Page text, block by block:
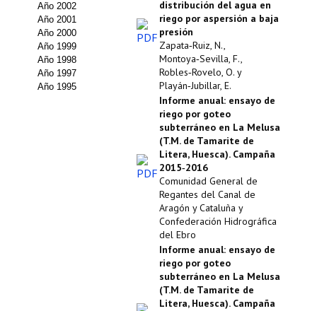
Presentación ITEA
Equipo Editorial
Leer revista ITEA
Propuesta Volumen Especial
Año 2002
Año 2001
Año 2000
Año 1999
Año 1998
Año 1997
Año 1995
distribución del agua en
riego por aspersión a baja
presión
Zapata‑Ruiz, N.,
Montoya‑Sevilla, F.,
Robles‑Rovelo, O. y
Playán‑Jubillar, E.
Informe anual: ensayo de
riego por goteo
subterráneo en La Melusa
(T.M. de Tamarite de
Litera, Huesca). Campaña
2015‑2016
Comunidad General de
Regantes del Canal de
Aragón y Cataluña y
Confederación Hidrográfica
del Ebro
Informe anual: ensayo de
riego por goteo
subterráneo en La Melusa
(T.M. de Tamarite de
Litera, Huesca). Campaña